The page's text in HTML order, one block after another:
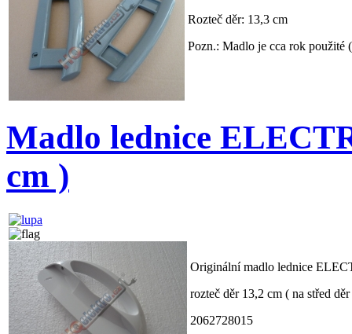
Rozteč děr: 13,3 cm
Pozn.: Madlo je cca rok použité
Madlo lednice
cm )
Originální madlo lednice
rozteč děr 13,2 cm ( na střed
2062728015